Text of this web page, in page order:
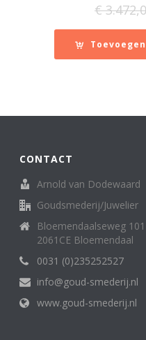
€
CONTACT
Arnold van Dodewaard
Goudsmederij/Juwelier
Bloemendaalseweg 101
2061CE Bloemendaal
0031 (0)235252527
info@goud-smederij.nl
www.goud-smederij.nl